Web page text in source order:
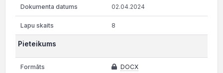
02.04.2024
8
Pieteikums
DOCX